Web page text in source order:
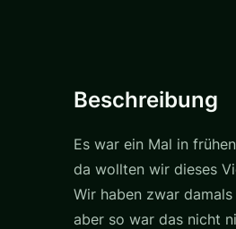
Beschreibung
Es war ein Mal in
da wollten wir dieses
Wir haben zwar
aber so war das nicht